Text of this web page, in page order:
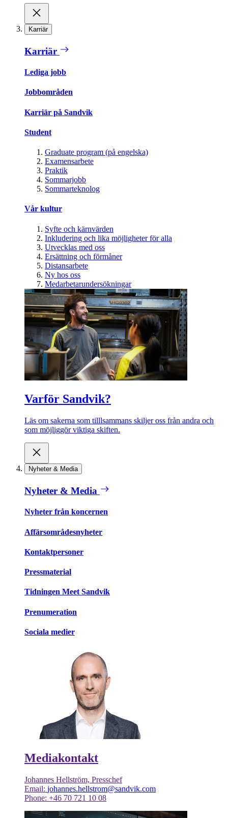
Karriär
Karriär
Lediga jobb
Jobbområden
Karriär på Sandvik
Student
Graduate program (på engelska)
Examensarbete
Praktik
Sommarjobb
Sommarteknolog
Vår kultur
Syfte och kärnvärden
Inkludering och lika möjligheter för alla
Utvecklas med oss
Ersättning och förmåner
Distansarbete
Ny hos oss
Medarbetarundersökningar
Varför Sandvik?
Läs om sakerna som tilllsammans skiljer oss från andra och
som möjliggör viktiga skiften.
Nyheter & Media
Nyheter & Media
Nyheter från koncernen
Affärsområdesnyheter
Kontaktpersoner
Pressmaterial
Tidningen Meet Sandvik
Prenumeration
Sociala medier
Mediakontakt
Johannes Hellström, Presschef
Email: johannes.hellstrom@sandvik.com
Phone: +46 70 721 10 08